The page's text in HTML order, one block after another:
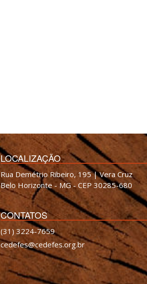
LOCALIZAÇÃO
Rua Demétrio Ribeiro, 195 | Vera Cruz
Belo Horizonte - MG - CEP 30285-680
CONTATOS
(31) 3224-7659
cedefes@cedefes.org.br